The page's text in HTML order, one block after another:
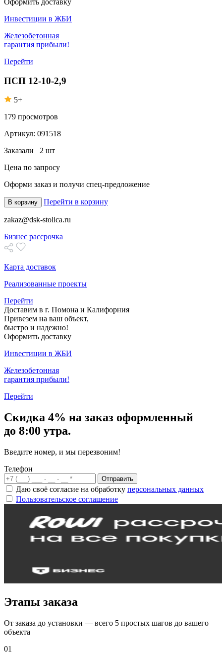
Инвестиции в ЖБИ
Железобетонная
гарантия прибыли!
Перейти
ПСП 12-10-2,9
5+
179 просмотров
Артикул: 091518
Заказали 2 шт
Цена по запросу
Оформи заказ и получи спец-предложение
В корзину Перейти в корзину
zakaz@dsk-stolica.ru
Бизнес рассрочка
Карта доставок
Реализованные проекты
Перейти
Доставим в г. Помона и Калифорния
Привезем на ваш объект,
быстро и надежно!
Оформить доставку
Инвестиции в ЖБИ
Железобетонная
гарантия прибыли!
Перейти
Скидка 4% на заказ оформленный
до 8:00 утра.
Введите номер, и мы перезвоним!
Телефон
Отправить
Даю своё согласие на обработку персональных данных
Пользовательское соглашение
Этапы заказа
От заказа до установки — всего 5 простых шагов до вашего
объекта
01